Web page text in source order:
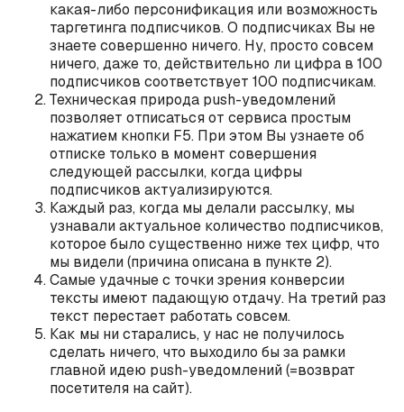
какая-либо персонификация или возможность
таргетинга подписчиков. О подписчиках Вы не
знаете совершенно ничего. Ну, просто совсем
ничего, даже то, действительно ли цифра в 100
подписчиков соответствует 100 подписчикам.
Техническая природа push-уведомлений
позволяет отписаться от сервиса простым
нажатием кнопки F5. При этом Вы узнаете об
отписке только в момент совершения
следующей рассылки, когда цифры
подписчиков актуализируются.
Каждый раз, когда мы делали рассылку, мы
узнавали актуальное количество подписчиков,
которое было существенно ниже тех цифр, что
мы видели (причина описана в пункте 2).
Самые удачные с точки зрения конверсии
тексты имеют падающую отдачу. На третий раз
текст перестает работать совсем.
Как мы ни старались, у нас не получилось
сделать ничего, что выходило бы за рамки
главной идею push-уведомлений (=возврат
посетителя на сайт).